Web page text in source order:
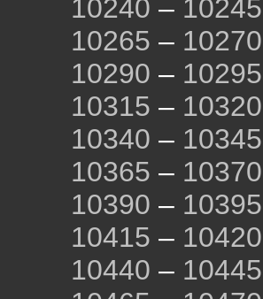
10240 – 10245
10265 – 10270
10290 – 10295
10315 – 10320
10340 – 10345
10365 – 10370
10390 – 10395
10415 – 10420
10440 – 10445